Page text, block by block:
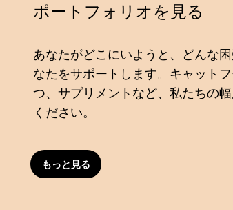
ポートフォリオを見る
あなたがどこにいようと、どんな
なたをサポートします。キャット
つ、サプリメントなど、私たちの
ください。
もっと見る